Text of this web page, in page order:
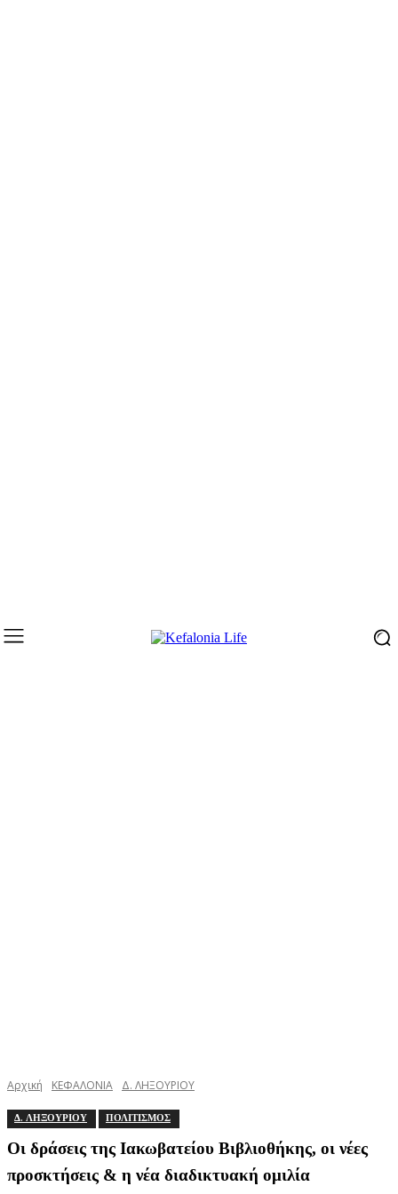
Αρχική ΚΕΦΑΛΟΝΙΑ Δ. ΛΗΞΟΥΡΙΟΥ
Δ. ΛΗΞΟΥΡΙΟΥ ΠΟΛΙΤΙΣΜΟΣ
Οι δράσεις της Ιακωβατείου Βιβλιοθήκης, οι νέες
προσκτήσεις & η νέα διαδικτυακή ομιλία